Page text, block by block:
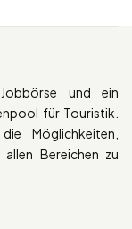
und ein
für Touristik.
Möglichkeiten,
Bereichen zu